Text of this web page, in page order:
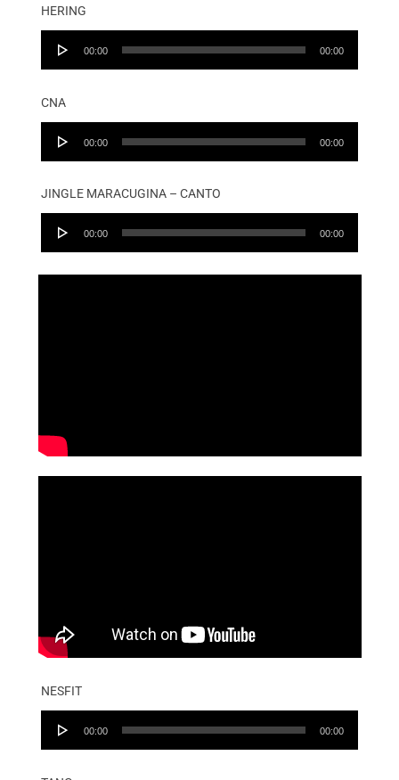
HERING
Audio
00:00 00:00
CNA
Audio
00:00 00:00
JINGLE MARACUGINA – CANTO
Audio
00:00 00:00
NESFIT
Audio
00:00 00:00